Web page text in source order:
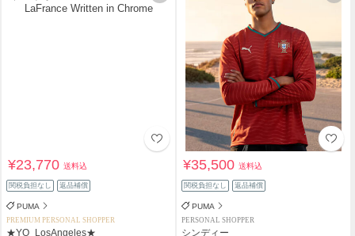
¥23,770送料込
関税負担なし 返品補償
PUMA
PREMIUM PERSONAL SHOPPER
★YO_LosAngeles★
¥35,500送料込
関税負担なし 返品補償
PUMA
PERSONAL SHOPPER
シンディー